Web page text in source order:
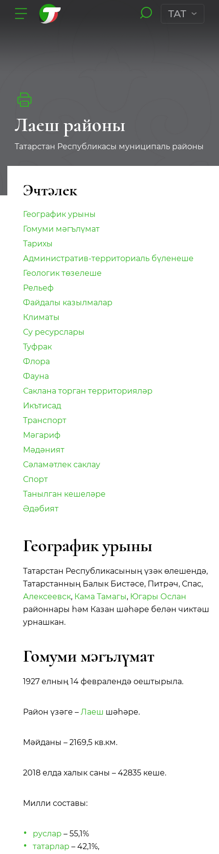
ТАТ
Лаеш районы
Татарстан Республикасы муниципаль районы
Эчтәлек
Географик урыны
Гомуми мәгълүмат
Тарихы
Административ-территориаль бүленеше
Геологик төзелеше
Рельеф
Файдалы казылмалар
Климаты
Су ресурслары
Туфрак
Флора
Фауна
Саклана торган территорияләр
Икътисад
Транспорт
Мәгариф
Мәдәният
Сәламәтлек саклау
Спорт
Танылган кешеләре
Әдәбият
Географик урыны
Татарстан Республикасының үзәк өлешендә,
Татарстанның Балык Бистәсе, Питрәч, Спас,
Алексеевск, Кама Тамагы, Югары Ослан
районнары һәм Казан шәһәре белән чиктәш
урнашкан.
Гомуми мәгълүмат
1927 елның 14 февралендә оештырыла.
Район үзәге – Лаеш шәһәре.
Мәйданы – 2169,5 кв.км.
2018 елда халык саны – 42835 кеше.
Милли составы:
руслар – 55,1%
татарлар – 42,1%,